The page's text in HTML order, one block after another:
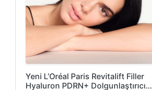
Yeni L’Oréal Paris Revitalift Filler
Hyaluron PDRN+ Dolgunlaştırıcı…